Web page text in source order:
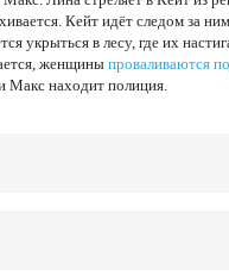
Кейт идёт следом за
укрыться в лесу, где их
женщиныпроваливаются
Макс находит полиция.